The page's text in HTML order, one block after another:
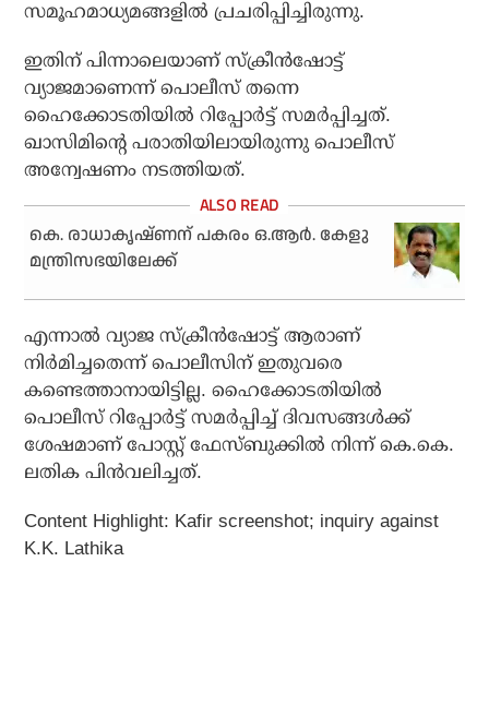
സമൂഹമാധ്യമങ്ങളില്‍ പ്രചരിപ്പിച്ചിരുന്നു.
ഇതിന് പിന്നാലെയാണ് സ്‌ക്രീന്‍ഷോട്ട്
വ്യാജമാണെന്ന് പൊലീസ് തന്നെ
ഹൈക്കോടതിയില്‍ റിപ്പോര്‍ട്ട് സമര്‍പ്പിച്ചത്.
ഖാസിമിന്റെ പരാതിയിലായിരുന്നു പൊലീസ്
അന്വേഷണം നടത്തിയത്.
കെ. രാധാകൃഷ്ണന് പകരം ഒ.ആര്‍. കേളു
മന്ത്രിസഭയിലേക്ക്
എന്നാല്‍ വ്യാജ സ്‌ക്രീന്‍ഷോട്ട് ആരാണ്
നിര്‍മിച്ചതെന്ന് പൊലീസിന് ഇതുവരെ
കണ്ടെത്താനായിട്ടില്ല. ഹൈക്കോടതിയില്‍
പൊലീസ് റിപ്പോര്‍ട്ട് സമര്‍പ്പിച്ച് ദിവസങ്ങള്‍ക്ക്
ശേഷമാണ് പോസ്റ്റ് ഫേസ്ബുക്കില്‍ നിന്ന് കെ.കെ.
ലതിക പിന്‍വലിച്ചത്.
Content Highlight: Kafir screenshot; inquiry against
K.K. Lathika